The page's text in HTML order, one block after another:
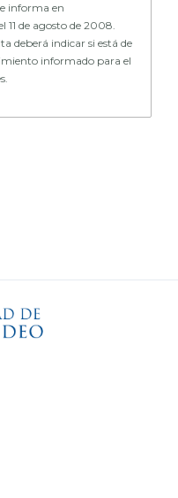
informa en
11 de agosto de 2008.
deberá indicar si está de
informado para el